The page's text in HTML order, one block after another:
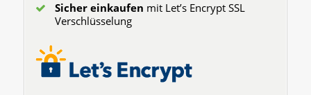
Sicher einkaufen mit Let’s Encrypt SSL
Verschlüsselung